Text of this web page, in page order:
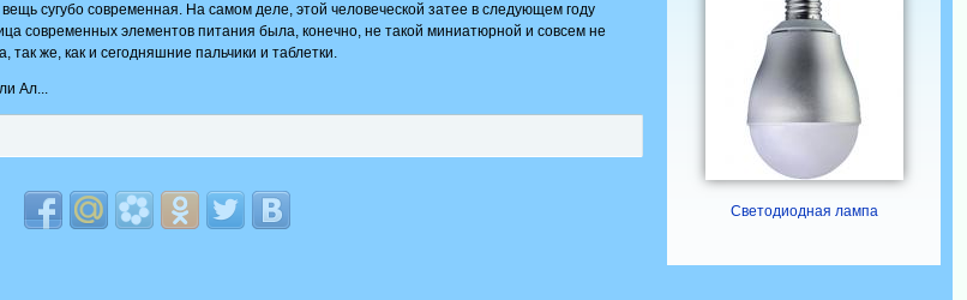
сугубо современная. На самом деле, этой человеческой затее в следующем году
современных элементов питания была, конечно, не такой миниатюрной и совсем не
же, как и сегодняшние пальчики и таблетки.
Ал...
Светодиодная лампа